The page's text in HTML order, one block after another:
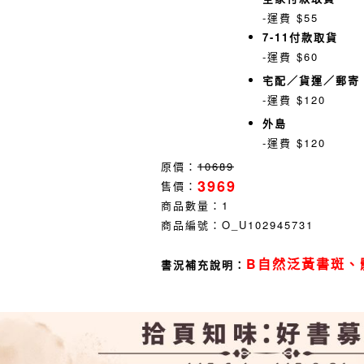
-運費 $55
7-11付款取貨
-運費 $60
宅配／貨運／郵寄
-運費 $120
外島
-運費 $120
原價： 10689
售價： 3969
商品數量： 1
商品編號： O_U102945731
書況補充說明： B自然泛黃書斑、